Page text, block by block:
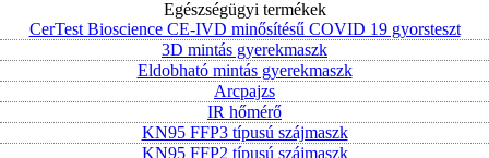
Egészségügyi termékek
CerTest Bioscience CE-IVD minősítésű COVID 19 gyorsteszt
3D mintás gyerekmaszk
Eldobható mintás gyerekmaszk
Arcpajzs
IR hőmérő
KN95 FFP3 típusú szájmaszk
KN95 FFP2 típusú szájmaszk